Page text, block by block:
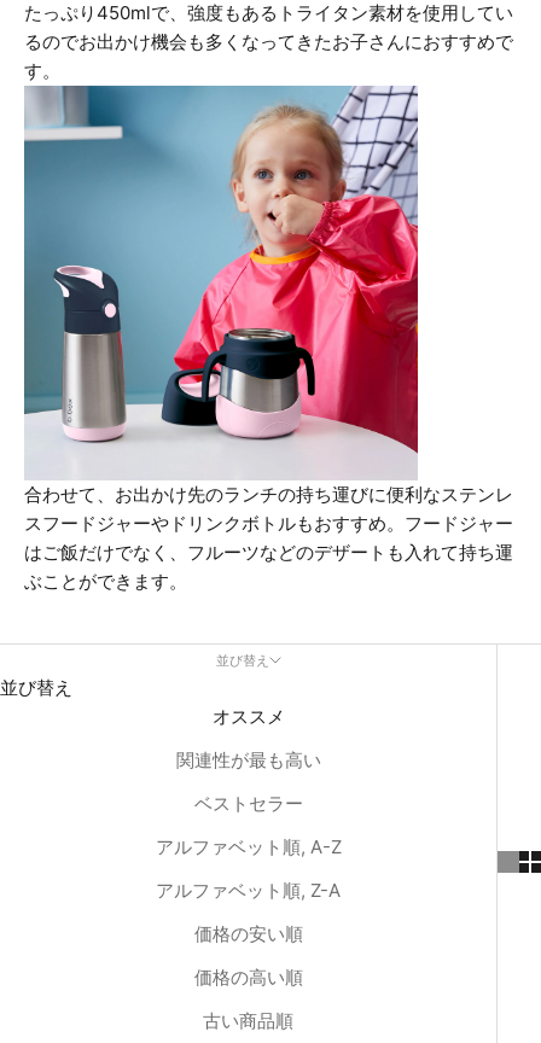
たっぷり450mlで、強度もあるトライタン素材を使用してい
るのでお出かけ機会も多くなってきたお子さんにおすすめで
す。
合わせて、お出かけ先のランチの持ち運びに便利なステンレ
スフードジャーやドリンクボトルもおすすめ。フードジャー
はご飯だけでなく、フルーツなどのデザートも入れて持ち運
ぶことができます。
並び替え
並び替え
オススメ
関連性が最も高い
ベストセラー
アルファベット順, A-Z
アルファベット順, Z-A
価格の安い順
価格の高い順
古い商品順